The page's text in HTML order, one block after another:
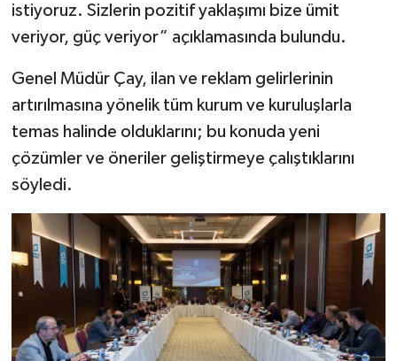
istiyoruz. Sizlerin pozitif yaklaşımı bize ümit
veriyor, güç veriyor” açıklamasında bulundu.
Genel Müdür Çay, ilan ve reklam gelirlerinin
artırılmasına yönelik tüm kurum ve kuruluşlarla
temas halinde olduklarını; bu konuda yeni
çözümler ve öneriler geliştirmeye çalıştıklarını
söyledi.